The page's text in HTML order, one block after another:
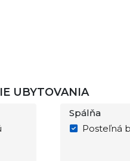
UBYTOVANIA
Spálňa
Posteľná